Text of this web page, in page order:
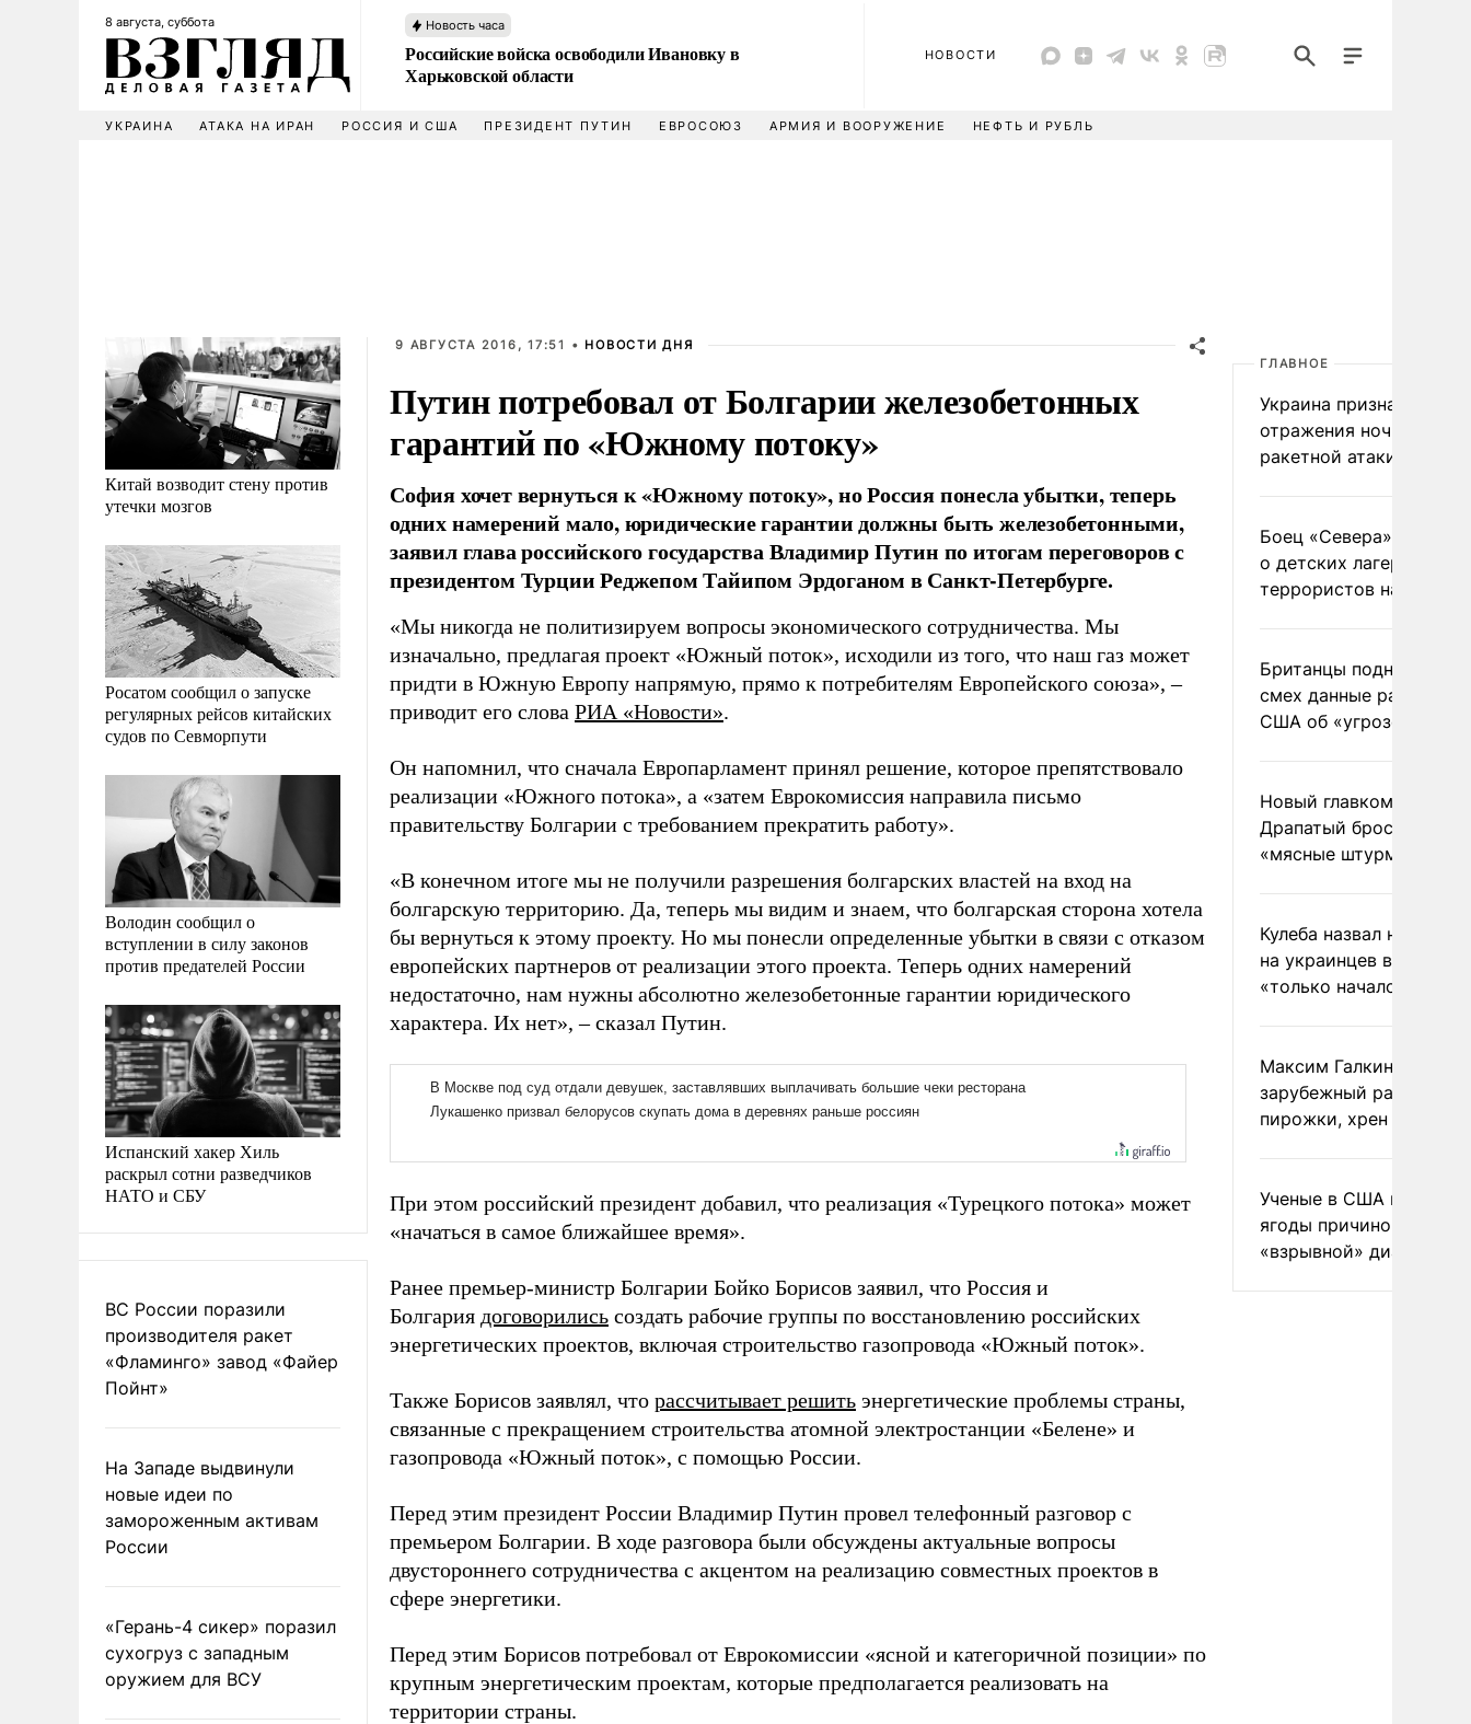
8 августа, суббота Новость часа
Российские войска освободили Ивановку в
Харьковской области
НОВОСТИ
УКРАИНА АТАКА НА ИРАН РОССИЯ И США ПРЕЗИДЕНТ ПУТИН ЕВРОСОЮЗ АРМИЯ И ВООРУЖЕНИЕ НЕФТЬ И РУБЛЬ
Китай возводит стену против
утечки мозгов
Росатом сообщил о запуске
регулярных рейсов китайских
судов по Севморпути
Володин сообщил о
вступлении в силу законов
против предателей России
Испанский хакер Хиль
раскрыл сотни разведчиков
НАТО и СБУ
ВС России поразили
производителя ракет
«Фламинго» завод «Файер
Пойнт»
На Западе выдвинули
новые идеи по
замороженным активам
России
«Герань-4 сикер» поразил
сухогруз с западным
оружием для ВСУ
9 АВГУСТА 2016, 17:51 • НОВОСТИ ДНЯ
Путин потребовал от Болгарии железобетонных
гарантий по «Южному потоку»
София хочет вернуться к «Южному потоку», но Россия понесла убытки, теперь
одних намерений мало, юридические гарантии должны быть железобетонными,
заявил глава российского государства Владимир Путин по итогам переговоров с
президентом Турции Реджепом Тайипом Эрдоганом в Санкт-Петербурге.
«Мы никогда не политизируем вопросы экономического сотрудничества. Мы
изначально, предлагая проект «Южный поток», исходили из того, что наш газ может
придти в Южную Европу напрямую, прямо к потребителям Европейского союза», –
приводит его слова РИА «Новости».
Он напомнил, что сначала Европарламент принял решение, которое препятствовало
реализации «Южного потока», а «затем Еврокомиссия направила письмо
правительству Болгарии с требованием прекратить работу».
«В конечном итоге мы не получили разрешения болгарских властей на вход на
болгарскую территорию. Да, теперь мы видим и знаем, что болгарская сторона хотела
бы вернуться к этому проекту. Но мы понесли определенные убытки в связи с отказом
европейских партнеров от реализации этого проекта. Теперь одних намерений
недостаточно, нам нужны абсолютно железобетонные гарантии юридического
характера. Их нет», – сказал Путин.
При этом российский президент добавил, что реализация «Турецкого потока» может
«начаться в самое ближайшее время».
Ранее премьер-министр Болгарии Бойко Борисов заявил, что Россия и
Болгария договорились создать рабочие группы по восстановлению российских
энергетических проектов, включая строительство газопровода «Южный поток».
Также Борисов заявлял, что рассчитывает решить энергетические проблемы страны,
связанные с прекращением строительства атомной электростанции «Белене» и
газопровода «Южный поток», с помощью России.
Перед этим президент России Владимир Путин провел телефонный разговор с
премьером Болгарии. В ходе разговора были обсуждены актуальные вопросы
двустороннего сотрудничества с акцентом на реализацию совместных проектов в
сфере энергетики.
Перед этим Борисов потребовал от Еврокомиссии «ясной и категоричной позиции» по
крупным энергетическим проектам, которые предполагается реализовать на
территории страны.
ГЛАВНОЕ
Украина признала
отражения ночной
ракетной атаки
Боец «Севера»
о детских лагерях
террористов на
Британцы подняли на
смех данные разведки
США об «угрозе
Новый главком ВСУ
Драпатый бросил
«мясные штурмы»
Кулеба назвал
на украинцев в Польше
«только началом»
Максим Галкин
зарубежный райдер
пирожки, хрен и морс
Ученые в США назвали
ягоды причиной
«взрывной» диареи